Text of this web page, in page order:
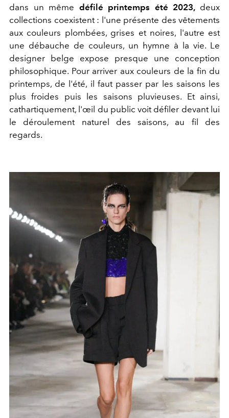
dans un même défilé printemps été 2023, deux
collections coexistent : l'une présente des vêtements
aux couleurs plombées, grises et noires, l'autre est
une débauche de couleurs, un hymne à la vie. Le
designer belge expose presque une conception
philosophique. Pour arriver aux couleurs de la fin du
printemps, de l'été, il faut passer par les saisons les
plus froides puis les saisons pluvieuses. Et ainsi,
cathartiquement, l'œil du public voit défiler devant lui
le déroulement naturel des saisons, au fil des
regards.